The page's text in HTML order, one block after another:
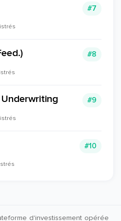
#7
#8
#9
#10
d'investissement opérée